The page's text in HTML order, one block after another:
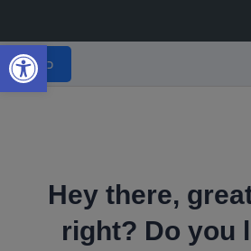
כניסה
Hey there,
right? Do you